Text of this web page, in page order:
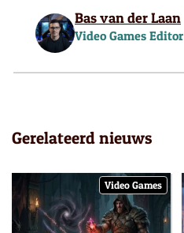
Bas van der Laan
Video Games Editor
Gerelateerd nieuws
Video Games